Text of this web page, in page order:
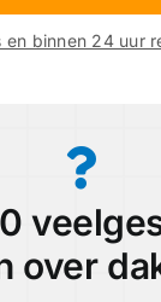
en binnen 24 uur
over